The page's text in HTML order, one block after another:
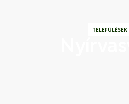
TELEPÜLÉSEK